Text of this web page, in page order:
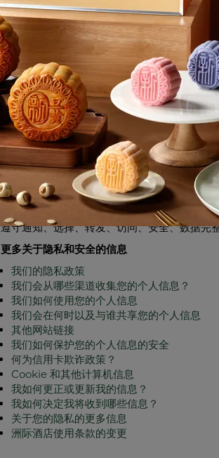
电子邮箱：privacyoffice@ihg.com
如果在合理的时间范围内未收到满意的答复
人来解决用户的疑虑。
洲际酒店集团（“IHG”）根据美国商务部制
Framework) 来收集、使用和保留来自欧盟成
原则，并承诺遵守构成安全港框架的 15 条常
问http://www.export.gov/safeharbor/并搜
架有关的纠纷进行纠纷调解。如果您对我们遵
向 TRUSTe 提出投诉， 互联网网址为http://
Complaints, TRUSTe, 55 2nd Street, 2nd
公司名称、涉嫌侵犯隐私的行为、您的联系信
阅http://www.truste.org/consumers/
言。 对于人力资源数据，我们已同意与数据
遵守通知、选择、转发、访问、安全、数据完
更多关于隐私和安全的信息
我们的隐私政策
我们会从哪些渠道收集您的个人信息？
我们如何使用您的个人信息
我们会在何时以及与谁共享您的个人信息
其他网站链接
我们如何保护您的个人信息的安全
何为信用卡欺诈政策？
Cookie 和其他计算机信息
我如何更正或更新我的信息？
我如何决定我将收到哪些信息？
关于您的隐私的更多信息
洲际酒店使用条款的变更